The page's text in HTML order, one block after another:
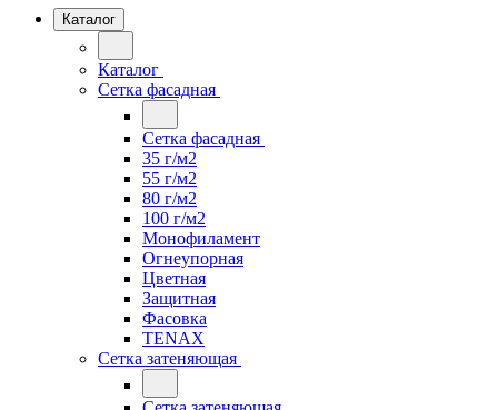
Каталог
Каталог
Сетка фасадная
Сетка фасадная
35 г/м2
55 г/м2
80 г/м2
100 г/м2
Монофиламент
Огнеупорная
Цветная
Защитная
Фасовка
TENAX
Сетка затеняющая